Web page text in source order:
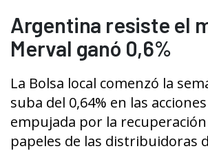
Argentina resiste el
Merval ganó 0,6%
La Bolsa local comenzó la
suba del 0,64% en las
empujada por la
papeles de las distribuidoras